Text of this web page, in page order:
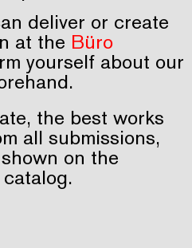
deliver or create
at the Büro
yourself about our
the best works
all submissions,
on the